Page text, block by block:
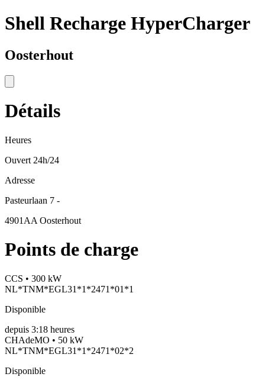
Shell Recharge HyperCharger
Oosterhout
Détails
Heures
Ouvert 24h/24
Adresse
Pasteurlaan 7 -
4901AA Oosterhout
Points de charge
CCS • 300 kW
NL*TNM*EGL31*1*2471*01*1
Disponible
depuis 3:18 heures
CHAdeMO • 50 kW
NL*TNM*EGL31*1*2471*02*2
Disponible